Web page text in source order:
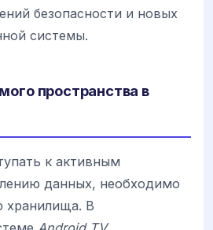
безопасности и новых
системы.
пространства в
к активным
данных, необходимо
хранилища. В